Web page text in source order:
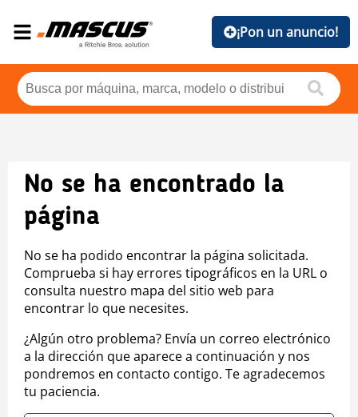
¡Pon un anuncio!
No se ha encontrado la
página
No se ha podido encontrar la página solicitada.
Comprueba si hay errores tipográficos en la URL o
consulta nuestro mapa del sitio web para
encontrar lo que necesites.
¿Algún otro problema? Envía un correo electrónico
a la dirección que aparece a continuación y nos
pondremos en contacto contigo. Te agradecemos
tu paciencia.